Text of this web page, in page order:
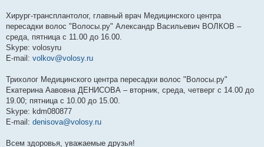
Хирург-трансплантолог, главный врач Медицинского центра
пересадки волос "Волосы.ру" Александр Васильевич ВОЛКОВ –
среда, пятница с 11.00 до 16.00.
Skype: volosyru
E-mail: volkov@volosy.ru
Трихолог Медицинского центра пересадки волос "Волосы.ру"
Екатерина Аавовна ДЕНИСОВА – вторник, среда, четверг с 14.00 до
19.00; пятница с 10.00 до 15.00.
Skype: kdm080877
E-mail: denisova@volosy.ru
Всем здоровья, уважаемые друзья!